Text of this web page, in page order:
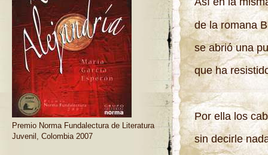
Premio Norma Fundalectura de Literatura
Juvenil, Colombia 2007
de la romana
se abrió una
que ha
Por ella los
sin decirle